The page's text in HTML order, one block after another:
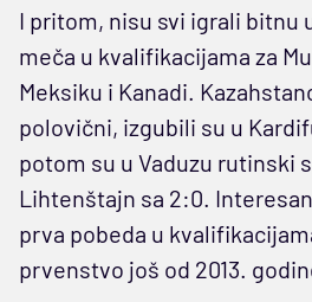
I pritom, nisu svi igrali bitnu
meča u kvalifikacijama za
Meksiku i Kanadi.
polovični, izgubili su u
potom su u Vaduzu rutinski
Lihtenštajn sa 2:0.
prva pobeda u
prvenstvo još od 2013.